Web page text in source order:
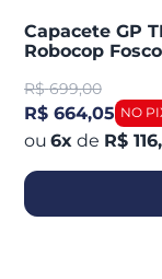
Capacete GP
Robocop Fosco
R$ 699,00
R$ 664,05
6x de R$